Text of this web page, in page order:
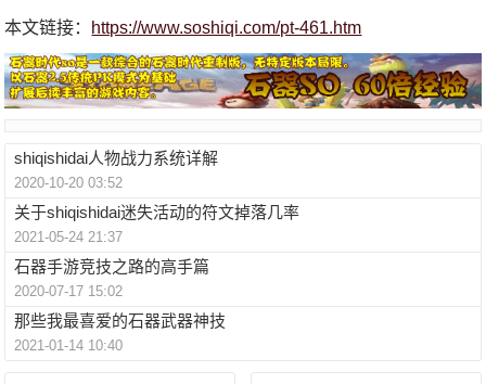
本文链接： https://www.soshiqi.com/pt-461.htm
shiqishidai人物战力系统详解
2020-10-20 03:52
关于shiqishidai迷失活动的符文掉落几率
2021-05-24 21:37
石器手游竞技之路的高手篇
2020-07-17 15:02
那些我最喜爱的石器武器神技
2021-01-14 10:40